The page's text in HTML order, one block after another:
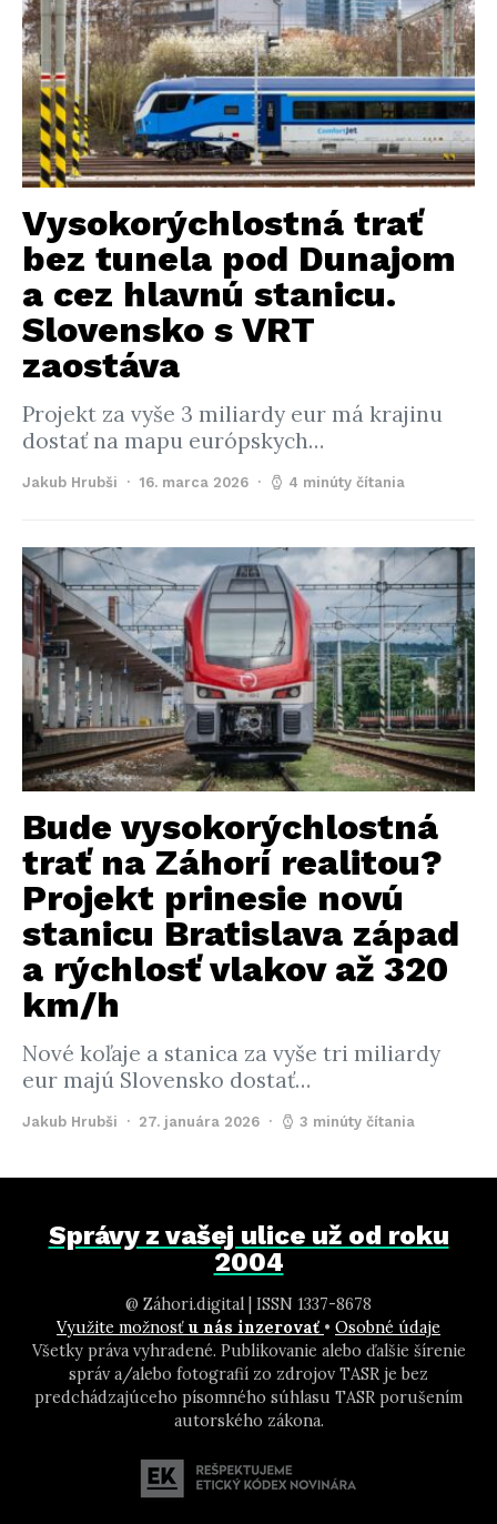
Vysokorýchlostná trať
bez tunela pod Dunajom
a cez hlavnú stanicu.
Slovensko s VRT
zaostáva
Projekt za vyše 3 miliardy eur má krajinu
dostať na mapu európskych…
Jakub Hrubši 16. marca 2026 4 minúty čítania
Bude vysokorýchlostná
trať na Záhorí realitou?
Projekt prinesie novú
stanicu Bratislava západ
a rýchlosť vlakov až 320
km/h
Nové koľaje a stanica za vyše tri miliardy
eur majú Slovensko dostať…
Jakub Hrubši 27. januára 2026 3 minúty čítania
Správy z vašej ulice už od roku
2004
@ Záhori.digital | ISSN 1337-8678
Využite možnosť u nás inzerovať • Osobné údaje
Všetky práva vyhradené. Publikovanie alebo ďalšie šírenie
správ a/alebo fotografií zo zdrojov TASR je bez
predchádzajúceho písomného súhlasu TASR porušením
autorského zákona.